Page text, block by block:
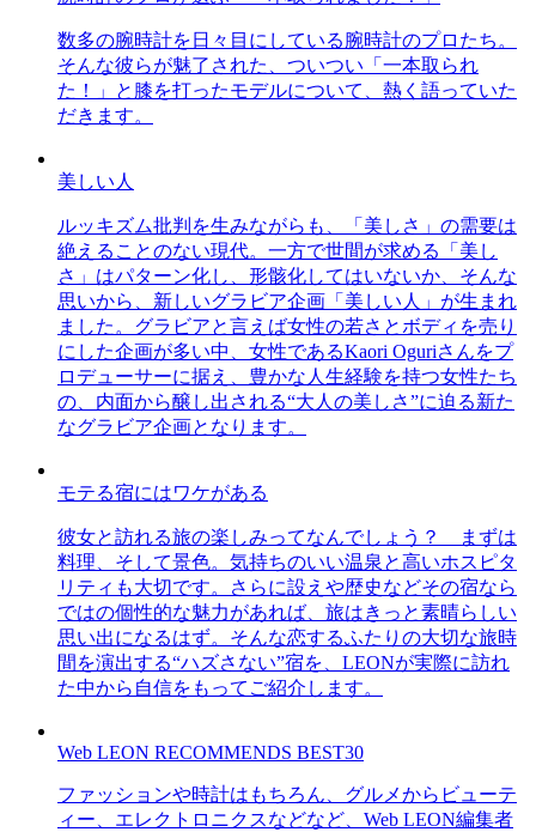
数多の腕時計を日々目にしている腕時計のプロたち。
そんな彼らが魅了された、ついつい「一本取られ
た！」と膝を打ったモデルについて、熱く語っていた
だきます。
美しい人
ルッキズム批判を生みながらも、「美しさ」の需要は
絶えることのない現代。一方で世間が求める「美し
さ」はパターン化し、形骸化してはいないか、そんな
思いから、新しいグラビア企画「美しい人」が生まれ
ました。グラビアと言えば女性の若さとボディを売り
にした企画が多い中、女性であるKaori Oguriさんをプ
ロデューサーに据え、豊かな人生経験を持つ女性たち
の、内面から醸し出される“大人の美しさ”に迫る新た
なグラビア企画となります。
モテる宿にはワケがある
彼女と訪れる旅の楽しみってなんでしょう？ まずは
料理、そして景色。気持ちのいい温泉と高いホスピタ
リティも大切です。さらに設えや歴史などその宿なら
ではの個性的な魅力があれば、旅はきっと素晴らしい
思い出になるはず。そんな恋するふたりの大切な旅時
間を演出する“ハズさない”宿を、LEONが実際に訪れ
た中から自信をもってご紹介します。
Web LEON RECOMMENDS BEST30
ファッションや時計はもちろん、グルメからビューテ
ィー、エレクトロニクスなどなど、Web LEON編集者